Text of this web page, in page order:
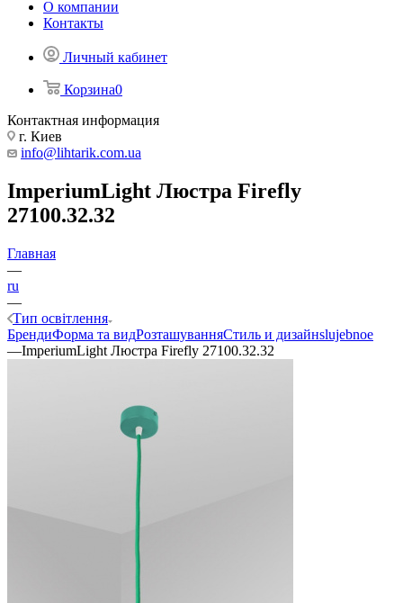
О компании
Контакты
Личный кабинет
Корзина0
Контактная информация
г. Киев
info@lihtarik.com.ua
ImperiumLight Люстра Firefly
27100.32.32
Главная
—
ru
—
Тип освітлення
БрендиФорма та видРозташуванняСтиль и дизайнslujebnoe
—ImperiumLight Люстра Firefly 27100.32.32